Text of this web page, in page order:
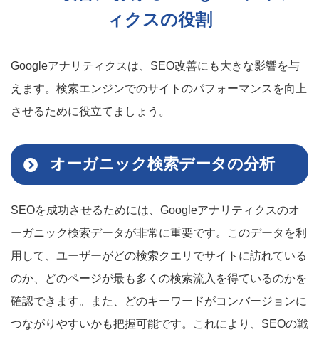
ィクスの役割
Googleアナリティクスは、SEO改善にも大きな影響を与
えます。検索エンジンでのサイトのパフォーマンスを向上
させるために役立てましょう。
オーガニック検索データの分析
SEOを成功させるためには、Googleアナリティクスのオ
ーガニック検索データが非常に重要です。このデータを利
用して、ユーザーがどの検索クエリでサイトに訪れている
のか、どのページが最も多くの検索流入を得ているのかを
確認できます。また、どのキーワードがコンバージョンに
つながりやすいかも把握可能です。これにより、SEOの戦